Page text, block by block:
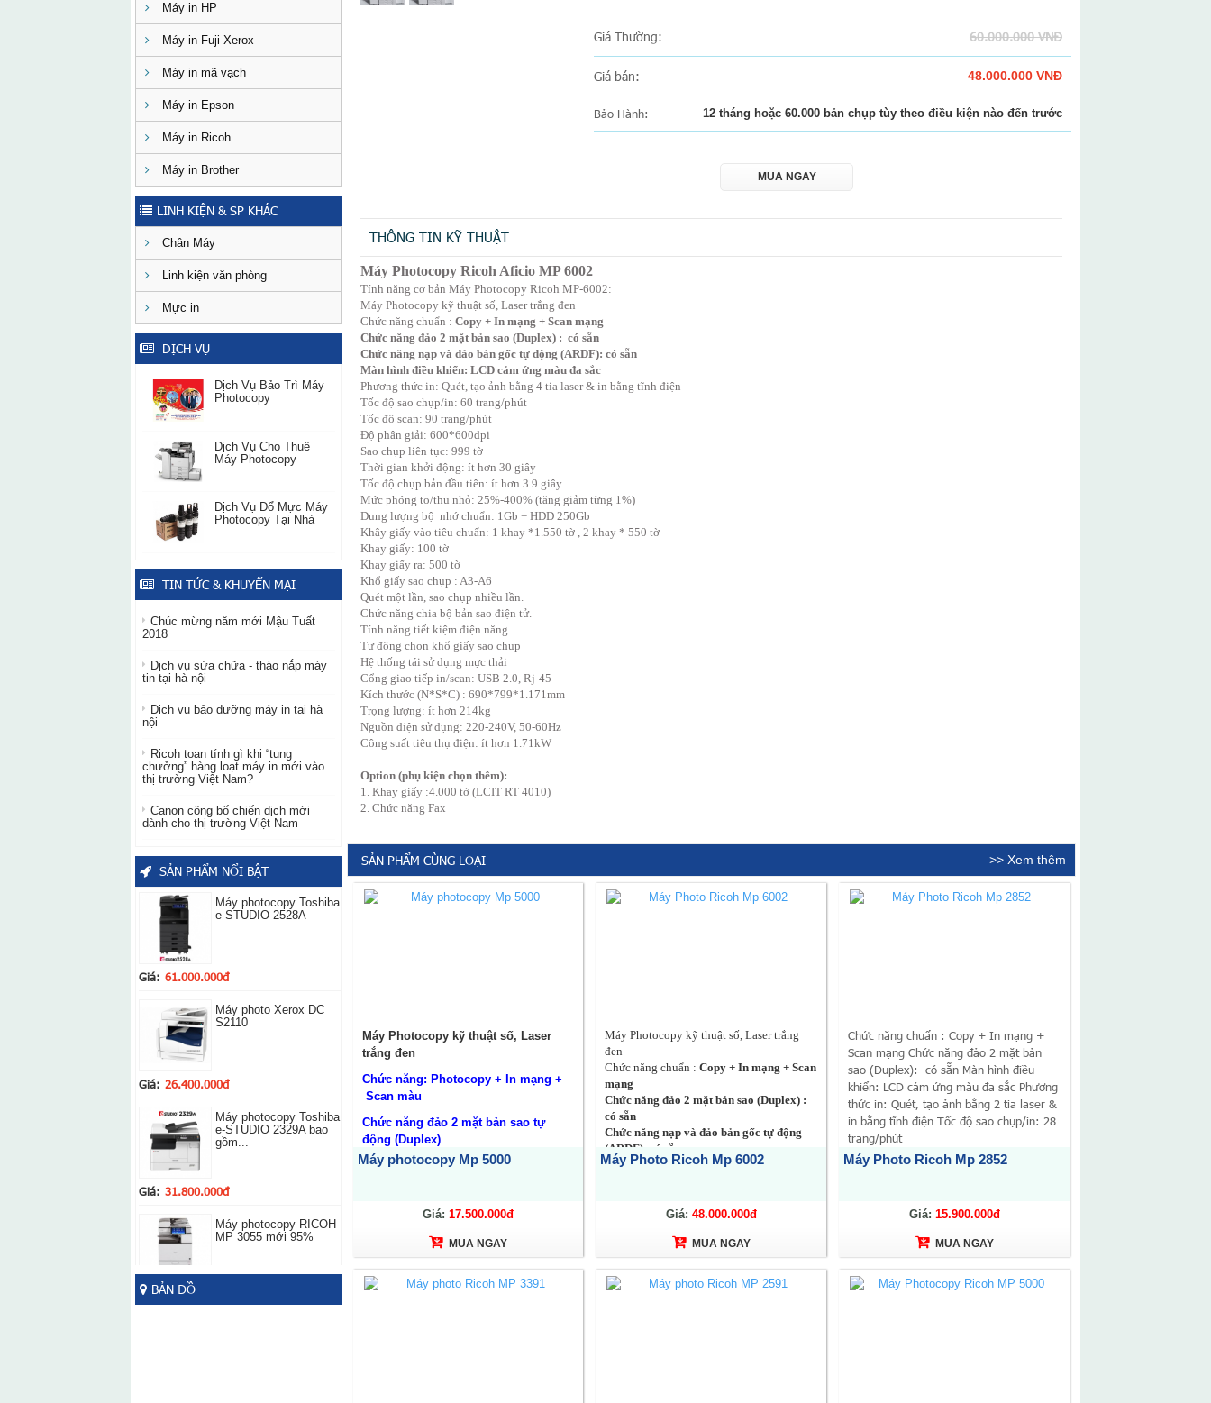
Máy in HP
Máy in Fuji Xerox
Máy in mã vạch
Máy in Epson
Máy in Ricoh
Máy in Brother
LINH KIỆN & SP KHÁC
Chân Máy
Linh kiện văn phòng
Mực in
DỊCH VỤ
Dịch Vụ Bảo Trì Máy
Photocopy
Dịch Vụ Cho Thuê
Máy Photocopy
Dịch Vụ Đổ Mực Máy
Photocopy Tại Nhà
TIN TỨC & KHUYẾN MẠI
Chúc mừng năm mới Mậu Tuất
2018
Dịch vụ sửa chữa - tháo nắp máy
tin tại hà nội
Dịch vụ bảo dưỡng máy in tại hà
nội
Ricoh toan tính gì khi “tung
chưởng” hàng loạt máy in mới vào
thị trường Việt Nam?
Canon công bố chiến dịch mới
dành cho thị trường Việt Nam
SẢN PHẨM NỔI BẬT
Máy photocopy Toshiba
e-STUDIO 2528A
Giá: 61.000.000đ
Máy photo Xerox DC
S2110
Giá: 26.400.000đ
Máy photocopy Toshiba
e-STUDIO 2329A bao
gồm...
Giá: 31.800.000đ
Máy photocopy RICOH
MP 3055 mới 95%
Giá: 19.500.000đ
BẢN ĐỒ
Giá Thường: 60.000.000 VNĐ
Giá bán: 48.000.000 VNĐ
Bảo Hành: 12 tháng hoặc 60.000 bản chụp tùy theo điều kiện nào đến trước
MUA NGAY
THÔNG TIN KỸ THUẬT
Máy Photocopy Ricoh Aficio MP 6002
Tính năng cơ bản Máy Photocopy Ricoh MP-6002:
Máy Photocopy kỹ thuật số, Laser trắng đen
Chức năng chuẩn : Copy + In mạng + Scan mạng
Chức năng đảo 2 mặt bản sao (Duplex) : có sẵn
Chức năng nạp và đảo bản gốc tự động (ARDF): có sẵn
Màn hình điều khiển: LCD cảm ứng màu đa sắc
Phương thức in: Quét, tạo ảnh bằng 4 tia laser & in bằng tĩnh điện
Tốc độ sao chụp/in: 60 trang/phút
Tốc độ scan: 90 trang/phút
Độ phân giải: 600*600dpi
Sao chụp liên tục: 999 tờ
Thời gian khởi động: ít hơn 30 giây
Tốc độ chụp bản đầu tiên: ít hơn 3.9 giây
Mức phóng to/thu nhỏ: 25%-400% (tăng giảm từng 1%)
Dung lượng bộ nhớ chuẩn: 1Gb + HDD 250Gb
Khây giấy vào tiêu chuẩn: 1 khay *1.550 tờ , 2 khay * 550 tờ
Khay giấy: 100 tờ
Khay giấy ra: 500 tờ
Khổ giấy sao chụp : A3-A6
Quét một lần, sao chụp nhiều lần.
Chức năng chia bộ bản sao điện tử.
Tính năng tiết kiệm điện năng
Tự động chọn khổ giấy sao chụp
Hệ thống tái sử dụng mực thải
Cổng giao tiếp in/scan: USB 2.0, Rj-45
Kích thước (N*S*C) : 690*799*1.171mm
Trọng lượng: ít hơn 214kg
Nguồn điện sử dụng: 220-240V, 50-60Hz
Công suất tiêu thụ điện: ít hơn 1.71kW
Option (phụ kiện chọn thêm):
1. Khay giấy :4.000 tờ (LCIT RT 4010)
2. Chức năng Fax
SẢN PHẨM CÙNG LOẠI >> Xem thêm
Máy Photocopy kỹ thuật số, Laser
trắng đen
Chức năng: Photocopy + In mạng +
Scan màu
Chức năng đảo 2 mặt bản sao tự
động (Duplex)
Bộ nạp và đảo 2 mặt bản gốc tự động
Khổ giấy sao chụp tối đa :A3
Tốc độ sao chụp/ in :
Máy photocopy Mp 5000
Giá:17.500.000đ
MUA NGAY
Máy Photocopy kỹ thuật số, Laser trắng
đen
Chức năng chuẩn :Copy + In mạng + Scan
mạng
Chức năng đảo 2 mặt bản sao (Duplex) :
có sẵn
Chức năng nạp và đảo bản gốc tự động
(ARDF): có sẵn
Màn hình điều khiển: LCD cảm ứng màu
Máy Photo Ricoh Mp 6002
Giá: 48.000.000đ
MUA NGAY
Chức năng chuẩn : Copy + In mạng +
Scan mạng Chức năng đảo 2 mặt bản
sao (Duplex): có sẵn Màn hình điều
khiển: LCD cảm ứng màu đa sắc Phương
thức in: Quét, tạo ảnh bằng 2 tia laser &
in bằng tĩnh điện Tốc độ sao chụp/in: 28
trang/phút
Máy Photo Ricoh Mp 2852
Giá: 15.900.000đ
MUA NGAY